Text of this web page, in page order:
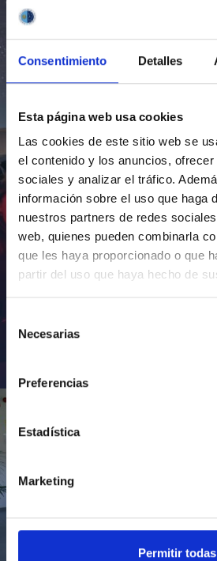
Consentimiento Detalles
Esta página web usa cookies
Las cookies de este sitio web se
el contenido y los anuncios,
sociales y analizar el tráfico.
información sobre el uso que haga
nuestros partners de redes
web, quienes pueden combinarla
que les haya proporcionado o que
partir del uso que haya hecho de
Necesarias
Preferencias
Estadística
Marketing
Permitir todas